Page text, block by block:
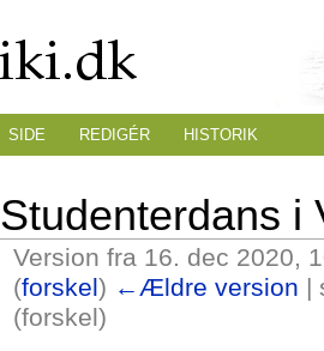
Studenterdans i
Version fra 16. dec 2020,
(forskel) ←Ældre version |
(forskel)
SIDE REDIGÉR HISTORIK